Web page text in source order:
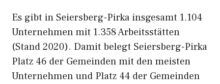
Es gibt in Seiersberg-Pirka insgesamt 1.104
Unternehmen mit 1.358 Arbeitsstätten
(Stand 2020). Damit belegt Seiersberg-Pirka
Platz 46 der Gemeinden mit den meisten
Unternehmen und Platz 44 der Gemeinden